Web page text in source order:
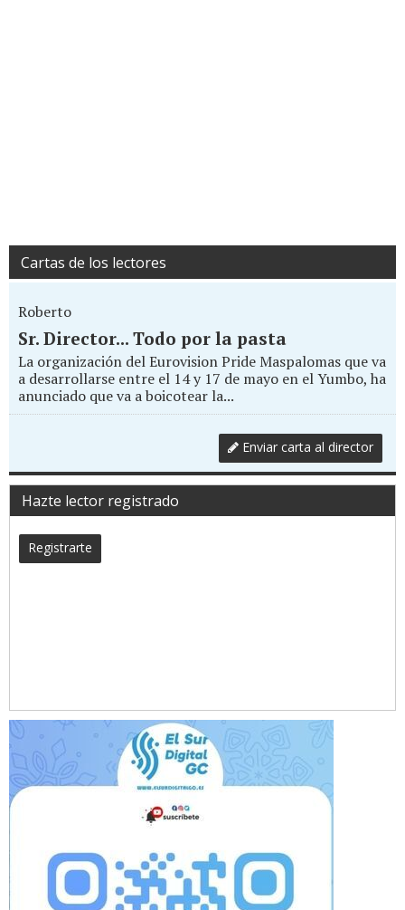
Cartas de los lectores
Roberto
Sr. Director... Todo por la pasta
La organización del Eurovision Pride Maspalomas que va
a desarrollarse entre el 14 y 17 de mayo en el Yumbo, ha
anunciado que va a boicotear la...
Enviar carta al director
Hazte lector registrado
Registrarte